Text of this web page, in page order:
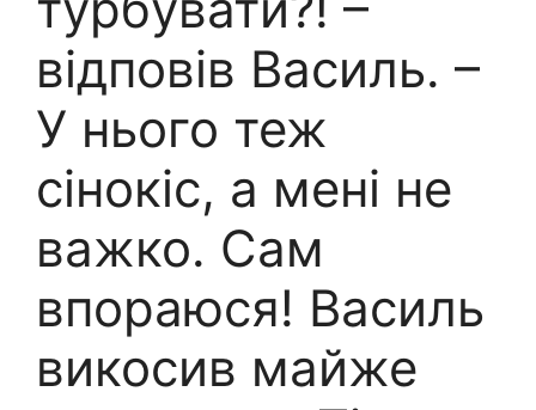
відповів Василь. –
У нього теж
сінокіс, а мені не
важко. Сам
впораюся! Василь
викосив майже